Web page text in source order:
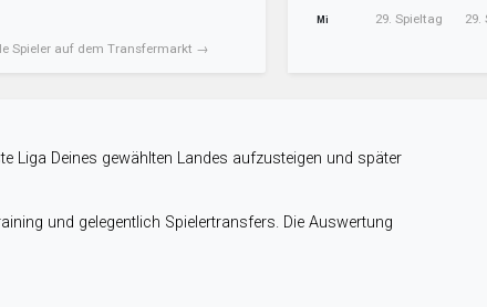
Spieler auf dem Transfermarkt →
Mi 29. Spieltag
29.
Liga Deines gewählten Landes aufzusteigen und später
und gelegentlich Spielertransfers. Die Auswertung